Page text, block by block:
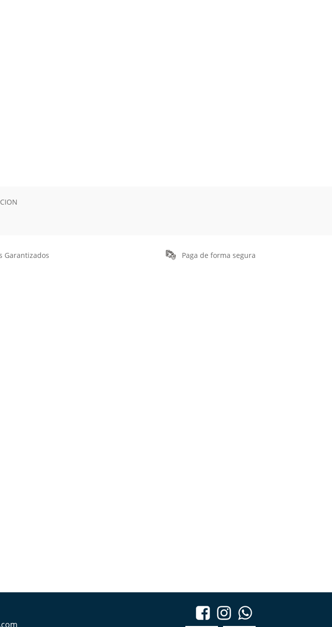
Garantizados Paga de forma segura